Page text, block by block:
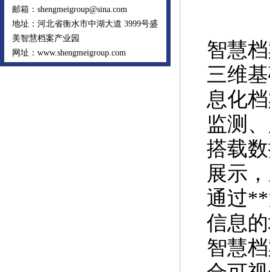
邮箱：shengmeigroup@sina.com
地址：河北省衡水市中湖大道 3999号盛
美智慧档案产业园
网址：www.shengmeigroup.com
智慧
三维
息化
监测
搭载
展示
通过
信息
智慧